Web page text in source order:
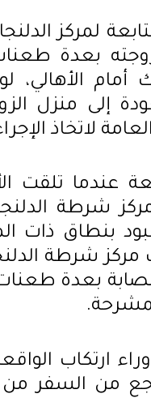
لمركز
بعدة
أمام
إلى منزل
لاتخاذ
عندما تلقت
شرطة
بنطاق ذات
شرطة
40 سنة، مصابة
ارتكاب
من السفر من